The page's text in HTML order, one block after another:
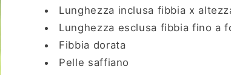
Lunghezza inclusa fibbia x
Lunghezza esclusa fibbia fino a
Fibbia dorata
Pelle saffiano